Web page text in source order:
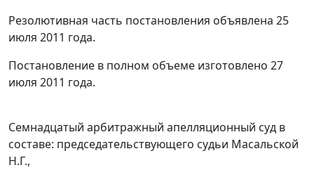
Резолютивная часть постановления объявлена 25
июля 2011 года.
Постановление в полном объеме изготовлено 27
июля 2011 года.
Семнадцатый арбитражный апелляционный суд в
составе: председательствующего судьи Масальской
Н.Г.,